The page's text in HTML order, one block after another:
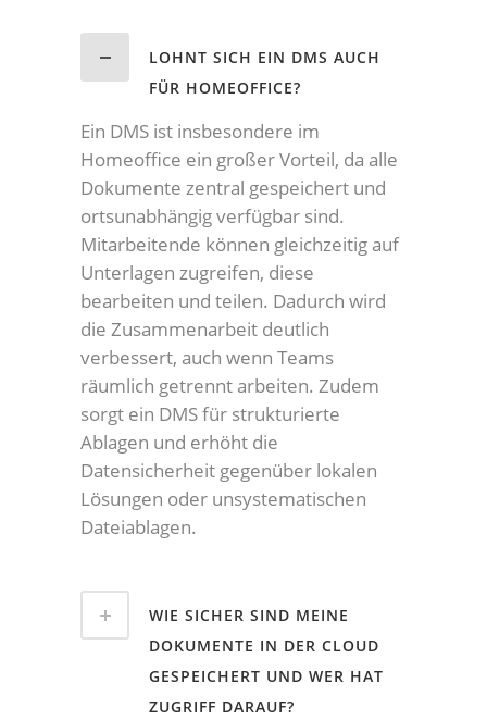
LOHNT SICH EIN DMS AUCH
FÜR HOMEOFFICE?
Ein DMS ist insbesondere im
Homeoffice ein großer Vorteil, da alle
Dokumente zentral gespeichert und
ortsunabhängig verfügbar sind.
Mitarbeitende können gleichzeitig auf
Unterlagen zugreifen, diese
bearbeiten und teilen. Dadurch wird
die Zusammenarbeit deutlich
verbessert, auch wenn Teams
räumlich getrennt arbeiten. Zudem
sorgt ein DMS für strukturierte
Ablagen und erhöht die
Datensicherheit gegenüber lokalen
Lösungen oder unsystematischen
Dateiablagen.
WIE SICHER SIND MEINE
DOKUMENTE IN DER CLOUD
GESPEICHERT UND WER HAT
ZUGRIFF DARAUF?